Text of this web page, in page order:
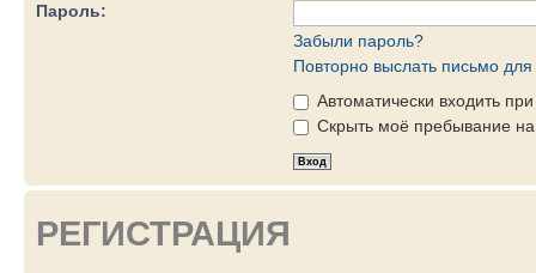
Пароль:
Забыли пароль?
Повторно выслать письмо для
Автоматически входить
Скрыть моё пребывание
РЕГИСТРАЦИЯ